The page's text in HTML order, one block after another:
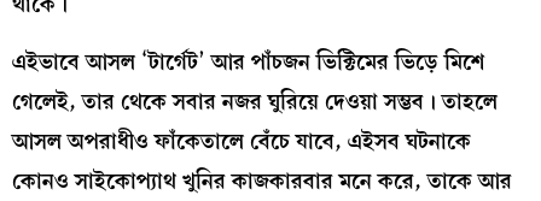
এইভাবে আসল ‘টার্গেট’ আর পাঁচজন ভিক্টিমের ভিড়ে মিশে
গেলেই, তার থেকে সবার নজর ঘুরিয়ে দেওয়া সম্ভব। তাহলে
আসল অপরাধীও ফাঁকেতালে বেঁচে যাবে, এইসব ঘটনাকে
কোনও সাইকোপ্যাথ খুনির কাজকারবার মনে করে, তাকে আর